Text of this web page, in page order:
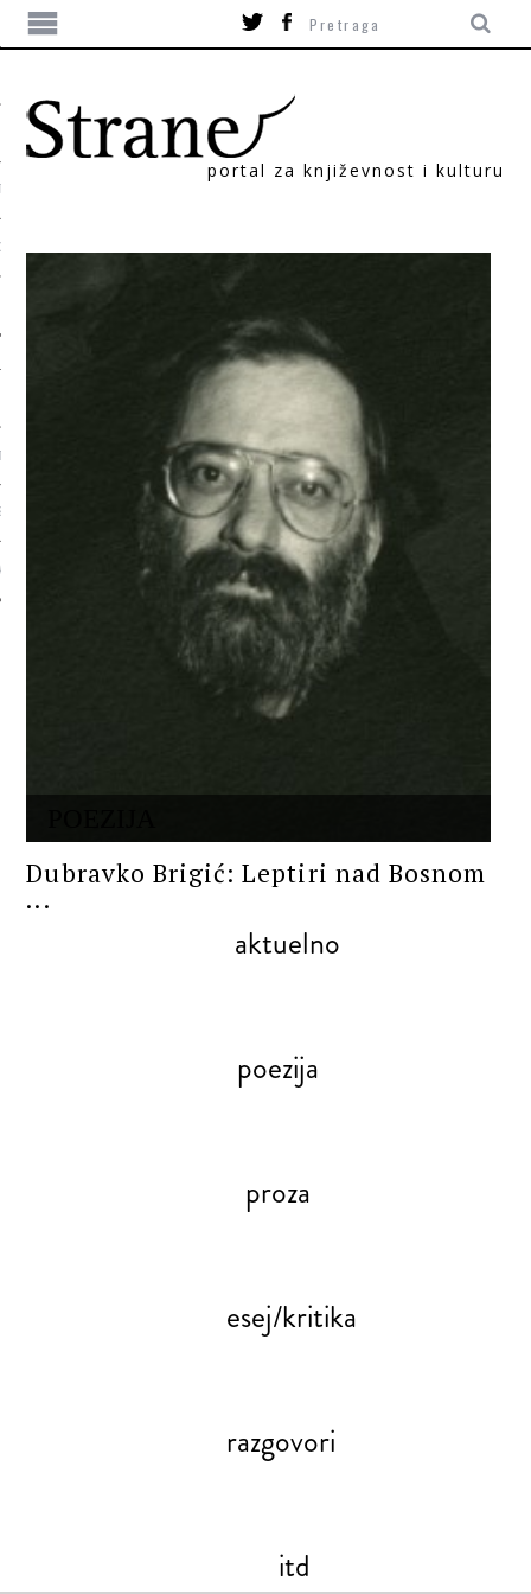
portal za književnost i kulturu
Dubravko Brigić: Leptiri nad Bosnom
...
aktuelno
poezija
proza
esej/kritika
razgovori
itd